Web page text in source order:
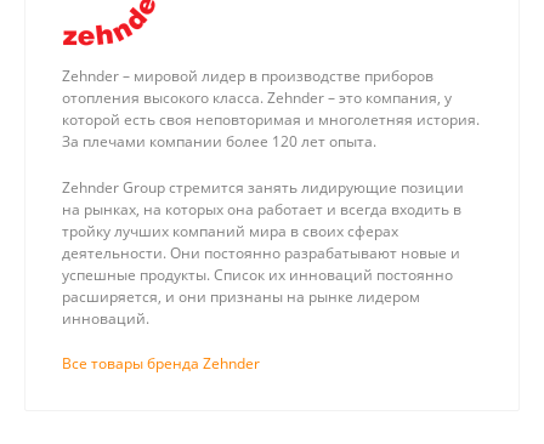
Zehnder – мировой лидер в производстве приборов
отопления высокого класса. Zehnder – это компания, у
которой есть своя неповторимая и многолетняя история.
За плечами компании более 120 лет опыта.
Zehnder Group стремится занять лидирующие позиции
на рынках, на которых она работает и всегда входить в
тройку лучших компаний мира в своих сферах
деятельности. Они постоянно разрабатывают новые и
успешные продукты. Список их инноваций постоянно
расширяется, и они признаны на рынке лидером
инноваций.
Все товары бренда Zehnder